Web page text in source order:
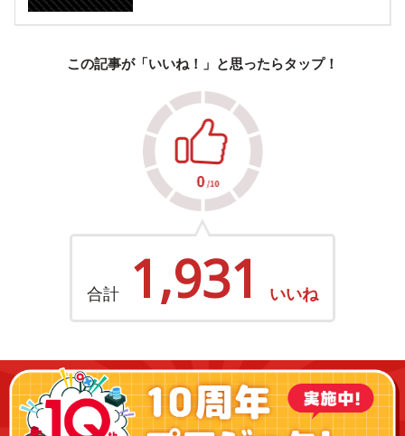
この記事が「いいね！」と思ったらタップ！
合計 1,931 いいね